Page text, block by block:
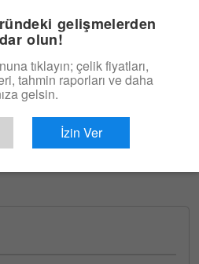
Deneyin
gelişmelerden
olun!
tıklayın; çelik fiyatları,
tahmin raporları ve daha
gelsin.
İzin Ver